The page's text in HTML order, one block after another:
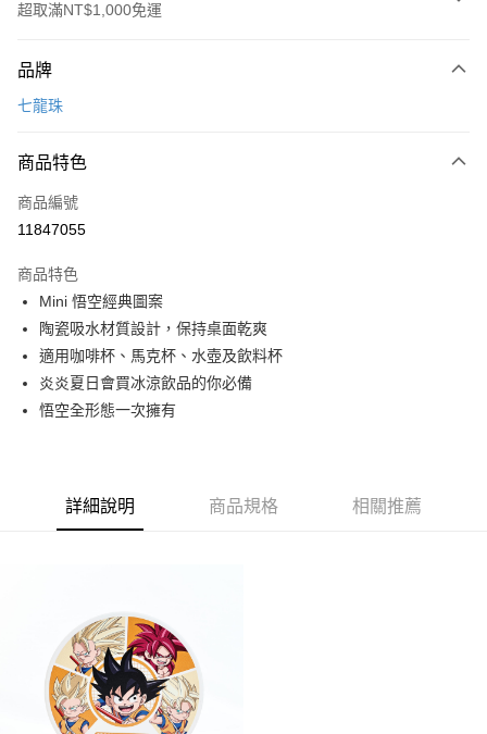
超取滿NT$1,000免運
信用卡一次付款
Apple Pay
每筆NT$60，滿NT$1,000(含以上)免運費
7-11取貨付款
每筆NT$60，滿NT$1,000(含以上)免運費
宅配-本島
每筆NT$150，滿NT$1,500(含以上)免運費
品牌
七龍珠
商品特色
商品編號
11847055
商品特色
Mini 悟空經典圖案
陶瓷吸水材質設計，保持桌面乾爽
適用咖啡杯、馬克杯、水壺及飲料杯
炎炎夏日會買冰涼飲品的你必備
悟空全形態一次擁有
詳細說明 商品規格 相關推薦